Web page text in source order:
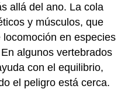
allá del ano. La cola
y músculos, que
en especies
algunos vertebrados
con el equilibrio,
el peligro está cerca.